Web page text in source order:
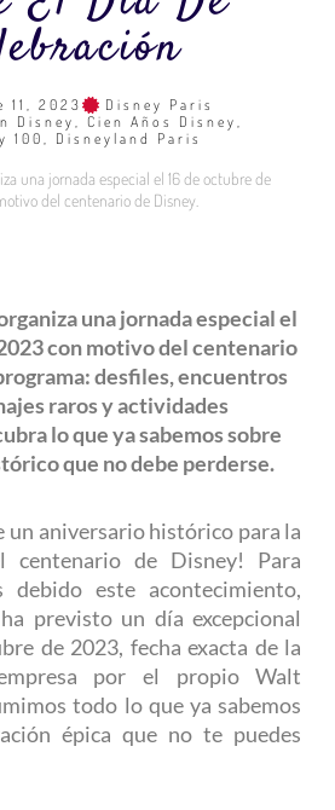
11, 2023
Disney Paris
Disney
Cien Años Disney
100
Disneyland Paris
una jornada especial el 16 de octubre de
del centenario de Disney.
una jornada especial el
con motivo del centenario
desfiles, encuentros
raros y actividades
lo que ya sabemos sobre
que no debe perderse.
un aniversario histórico para la
centenario de Disney! Para
debido este acontecimiento,
previsto un día excepcional
de 2023, fecha exacta de la
por el propio Walt
todo lo que ya sabemos
épica que no te puedes